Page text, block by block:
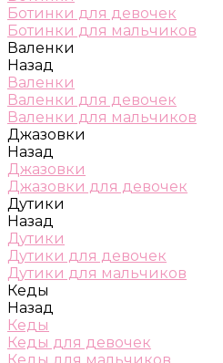
Ботинки для девочек
Ботинки для мальчиков
Валенки
Назад
Валенки
Валенки для девочек
Валенки для мальчиков
Джазовки
Назад
Джазовки
Джазовки для девочек
Дутики
Назад
Дутики
Дутики для девочек
Дутики для мальчиков
Кеды
Назад
Кеды
Кеды для девочек